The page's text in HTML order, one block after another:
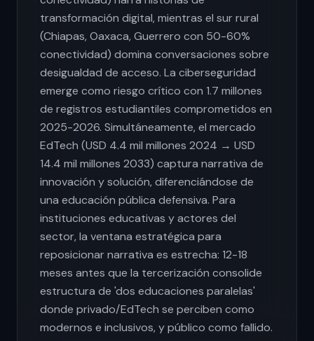
transformación digital, mientras el sur rural
(Chiapas, Oaxaca, Guerrero con 50-60%
conectividad) domina conversaciones sobre
desigualdad de acceso. La ciberseguridad
emerge como riesgo crítico con 1.7 millones
de registros estudiantiles comprometidos en
2025-2026. Simultáneamente, el mercado
EdTech (USD 4.4 mil millones 2024 → USD
14.4 mil millones 2033) captura narrativa de
innovación y solución, diferenciándose de
una educación pública defensiva. Para
instituciones educativas y actores del
sector, la ventana estratégica para
reposicionar narrativa es estrecha: 12-18
meses antes que la tercerización consolide
estructura de 'dos educaciones paralelas'
donde privado/EdTech se perciben como
modernos e inclusivos, y público como fallido.